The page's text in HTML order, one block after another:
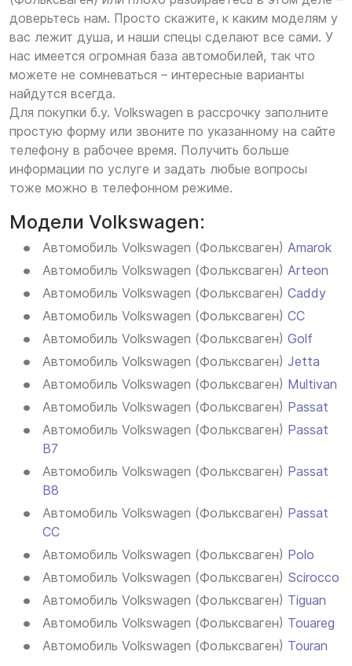
доверьтесь нам. Просто скажите, к каким моделям у
вас лежит душа, и наши спецы сделают все сами. У
нас имеется огромная база автомобилей, так что
можете не сомневаться – интересные варианты
найдутся всегда.
Для покупки б.у. Volkswagen в рассрочку заполните
простую форму или звоните по указанному на сайте
телефону в рабочее время. Получить больше
информации по услуге и задать любые вопросы
тоже можно в телефонном режиме.
Модели Volkswagen:
Автомобиль Volkswagen (Фольксваген) Amarok
Автомобиль Volkswagen (Фольксваген) Arteon
Автомобиль Volkswagen (Фольксваген) Caddy
Автомобиль Volkswagen (Фольксваген) CC
Автомобиль Volkswagen (Фольксваген) Golf
Автомобиль Volkswagen (Фольксваген) Jetta
Автомобиль Volkswagen (Фольксваген) Multivan
Автомобиль Volkswagen (Фольксваген) Passat
Автомобиль Volkswagen (Фольксваген) Passat
B7
Автомобиль Volkswagen (Фольксваген) Passat
B8
Автомобиль Volkswagen (Фольксваген) Passat
CC
Автомобиль Volkswagen (Фольксваген) Polo
Автомобиль Volkswagen (Фольксваген) Scirocco
Автомобиль Volkswagen (Фольксваген) Tiguan
Автомобиль Volkswagen (Фольксваген) Touareg
Автомобиль Volkswagen (Фольксваген) Touran